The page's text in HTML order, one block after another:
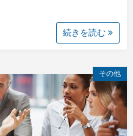
続きを読む
その他